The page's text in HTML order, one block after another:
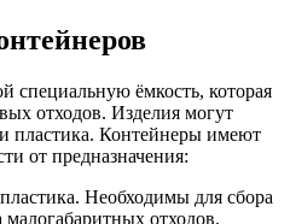
специальную ёмкость, которая
отходов. Изделия могут
пластика. Контейнеры имеют
от предназначения:
Необходимы для сбора
отходов.